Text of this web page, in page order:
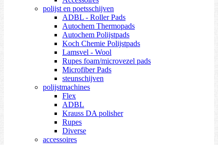
polijst en poetsschijven
ADBL - Roller Pads
Autochem Thermopads
Autochem Polijstpads
Koch Chemie Polijstpads
Lamsvel - Wool
Rupes foam/microvezel pads
Microfiber Pads
steunschijven
polijstmachines
Flex
ADBL
Krauss DA polisher
Rupes
Diverse
accessoires